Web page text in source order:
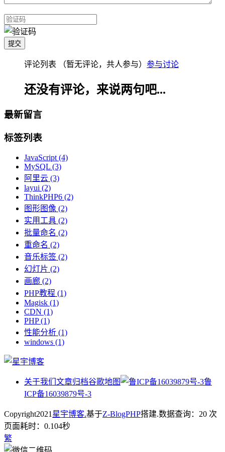
评论列表 （暂无评论，共人参与） 参与讨论
还没有评论，来说两句吧...
最新留言
标签列表
JavaScript (4)
MySQL (3)
阿里云 (3)
layui (2)
ThinkPHP6 (2)
图形图像 (2)
实用工具 (2)
批量命名 (2)
重命名 (2)
音乐标签 (2)
幻灯片 (2)
画廊 (2)
PHP教程 (1)
Magisk (1)
CDN (1)
PHP(1)
性能分析 (1)
windows (1)
关于我们 文章归档谷歌地图
鲁
ICP备16039879号-3
Copyright2021 星宇博客.基于Z-BlogPHP搭建.数据查询：20 次
页面耗时：0.104秒
繁